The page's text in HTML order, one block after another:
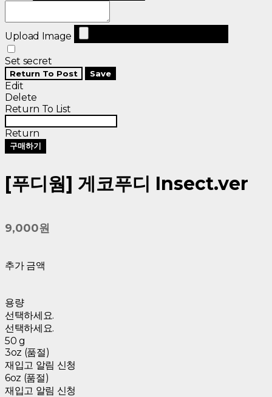
Upload Image
Set secret
Return To Post Save
Edit
Delete
Return To List
Return
구매하기
[푸디웜] 게코푸디 Insect.ver
9,000원
추가 금액
용량
선택하세요.
선택하세요.
50 g
3oz (품절)
재입고 알림 신청
6oz (품절)
재입고 알림 신청